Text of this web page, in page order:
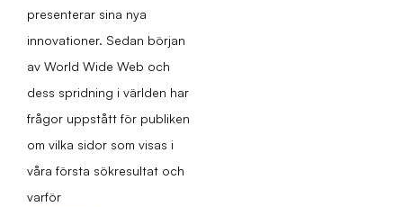
presenterar sina nya
innovationer. Sedan början
av World Wide Web och
dess spridning i världen har
frågor uppstått för publiken
om vilka sidor som visas i
våra första sökresultat och
varför